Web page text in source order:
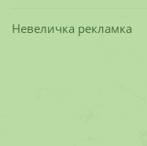
Невеличка рекламка